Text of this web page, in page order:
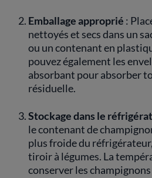
Emballage approprié :
nettoyés et secs dans un
ou un contenant en
pouvez également les
absorbant pour absorber
résiduelle.
Stockage dans le
le contenant de
plus froide du
tiroir à légumes. La
conserver les champignons